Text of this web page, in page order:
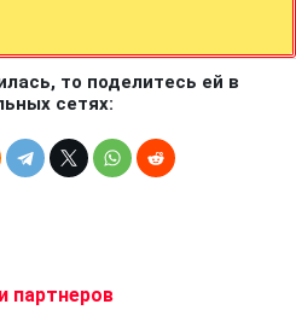
то поделитесь ей в
сетях:
партнеров